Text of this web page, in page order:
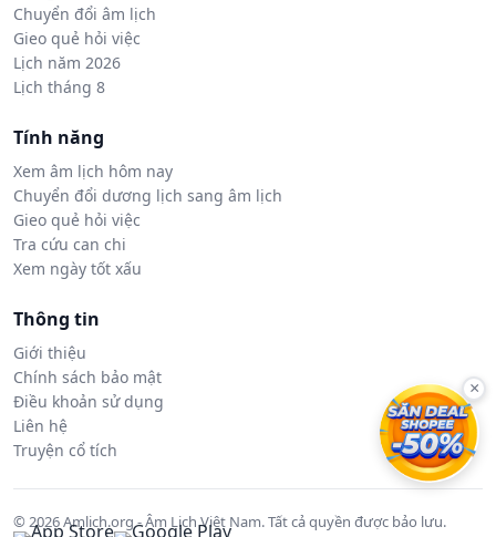
Chuyển đổi âm lịch
Gieo quẻ hỏi việc
Lịch năm 2026
Lịch tháng 8
Tính năng
Xem âm lịch hôm nay
Chuyển đổi dương lịch sang âm lịch
Gieo quẻ hỏi việc
Tra cứu can chi
Xem ngày tốt xấu
Thông tin
Giới thiệu
Chính sách bảo mật
Điều khoản sử dụng
Liên hệ
Truyện cổ tích
© 2026 Amlich.org - Âm Lịch Việt Nam. Tất cả quyền được bảo lưu.
×